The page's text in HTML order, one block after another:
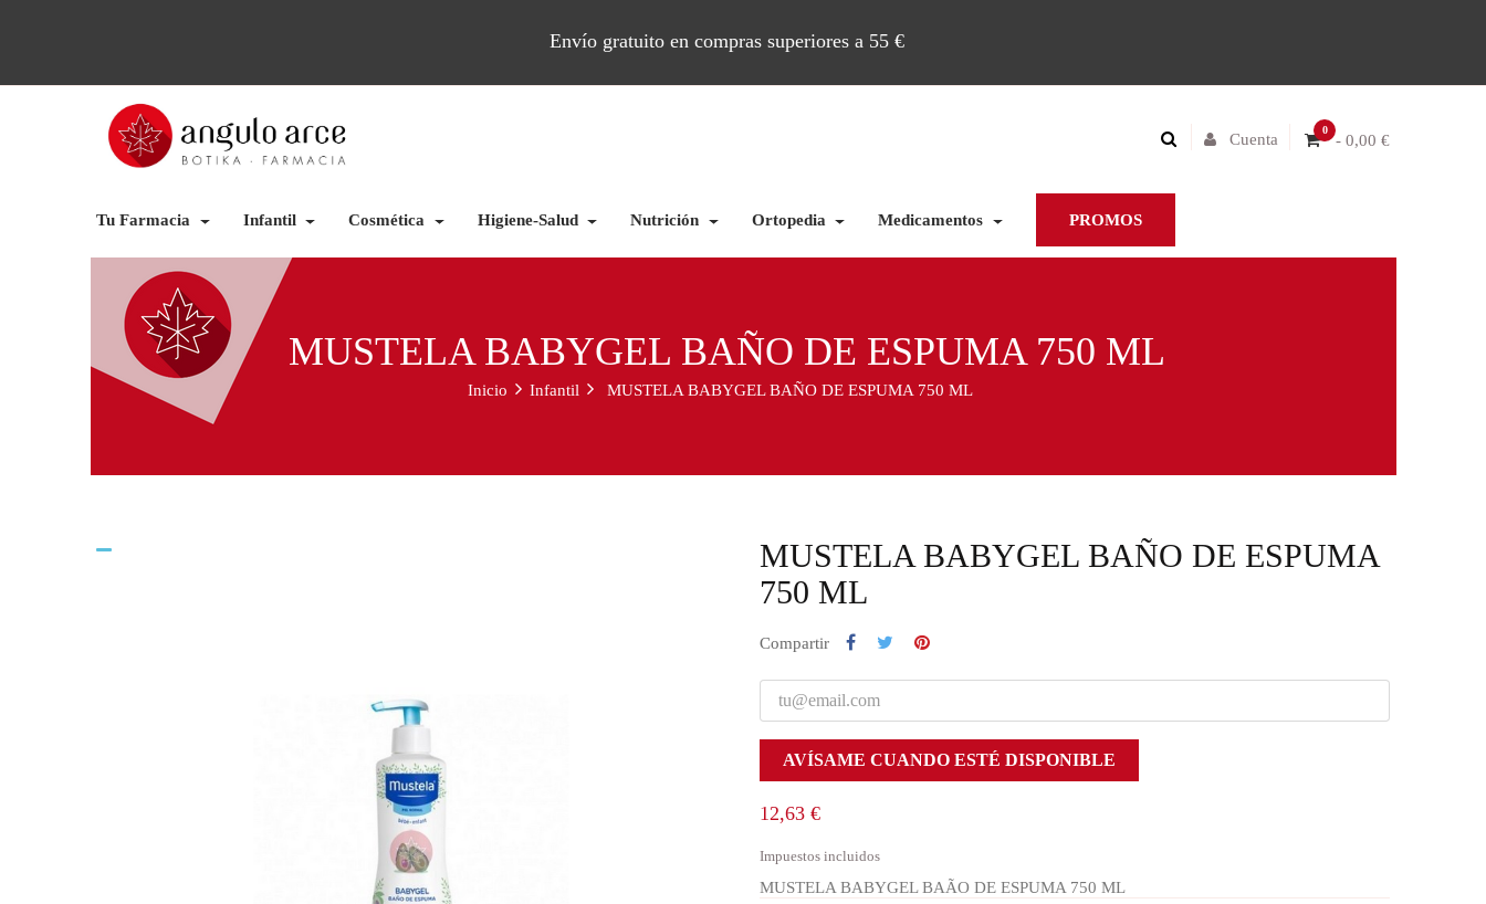
Envío gratuito en compras superiores a 55 €
0
- 0,00 €
Cuenta
Tu Farmacia Infantil Cosmética Higiene-Salud Nutrición Ortopedia Medicamentos PROMOS
MUSTELA BABYGEL BAÑO DE ESPUMA 750 ML
Inicio Infantil MUSTELA BABYGEL BAÑO DE ESPUMA 750 ML
MUSTELA BABYGEL BAÑO DE ESPUMA
750 ML
Compartir
AVÍSAME CUANDO ESTÉ DISPONIBLE
12,63 €
Impuestos incluidos
MUSTELA BABYGEL BAÃO DE ESPUMA 750 ML